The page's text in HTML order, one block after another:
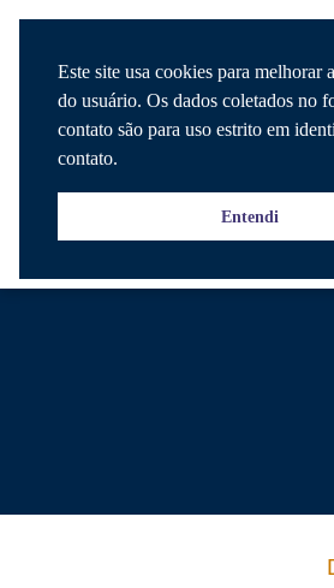
Este site usa cookies para melhorar
do usuário. Os dados coletados no
contato são para uso estrito em
contato.
Entendi